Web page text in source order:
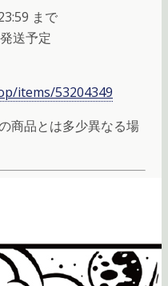
まで
送予定
items/53204349
商品とは多少異なる場